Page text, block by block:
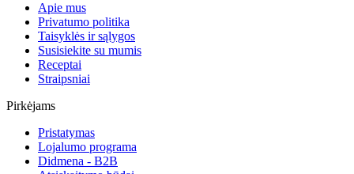
Apie mus
Privatumo politika
Taisyklės ir sąlygos
Susisiekite su mumis
Receptai
Straipsniai
Pirkėjams
Pristatymas
Lojalumo programa
Didmena - B2B